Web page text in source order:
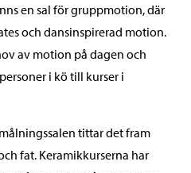
en sal för gruppmotion, där
och dansinspirerad motion.
av motion på dagen och
i kö till kurser i
tittar det fram
fat. Keramikkurserna har